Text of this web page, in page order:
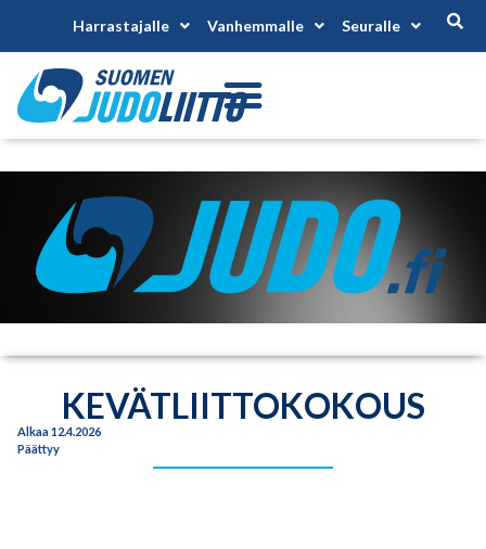
Harrastajalle Vanhemmalle Seuralle
KEVÄTLIITTOKOKOUS
Alkaa 12.4.2026
Päättyy